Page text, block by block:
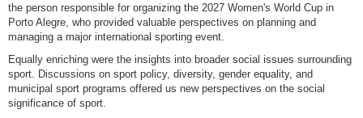
the person responsible for organizing the 2027 Women's World Cup in
Porto Alegre, who provided valuable perspectives on planning and
managing a major international sporting event.
Equally enriching were the insights into broader social issues surrounding
sport. Discussions on sport policy, diversity, gender equality, and
municipal sport programs offered us new perspectives on the social
significance of sport.